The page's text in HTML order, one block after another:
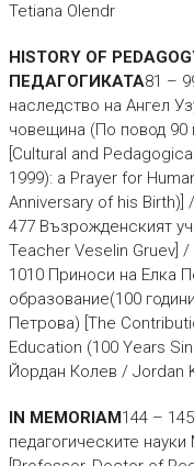
Tetiana Olendr
HISTORY OF
ПЕДАГОГИКАТА81 –
наследство на Ангел
човещина (По повод 90
[Cultural and
1999): a Prayer for
Anniversary of his
477 Възрожденският
Teacher Veselin Gruev]
1010 Приноси на Елка
образование(100
Петрова) [The
Education (100 Years
Йордан Колев / Jordan
IN MEMORIAM144 –
педагогическите